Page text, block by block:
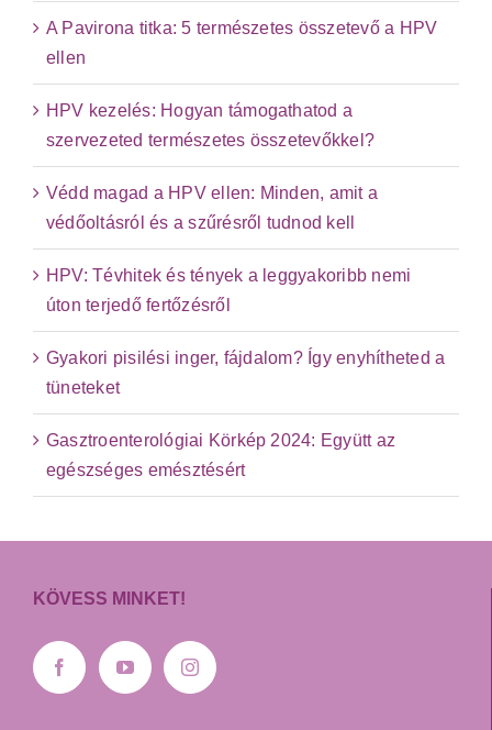
A Pavirona titka: 5 természetes összetevő a HPV
ellen
HPV kezelés: Hogyan támogathatod a
szervezeted természetes összetevőkkel?
Védd magad a HPV ellen: Minden, amit a
védőoltásról és a szűrésről tudnod kell
HPV: Tévhitek és tények a leggyakoribb nemi
úton terjedő fertőzésről
Gyakori pisilési inger, fájdalom? Így enyhítheted a
tüneteket
Gasztroenterológiai Körkép 2024: Együtt az
egészséges emésztésért
KÖVESS MINKET!